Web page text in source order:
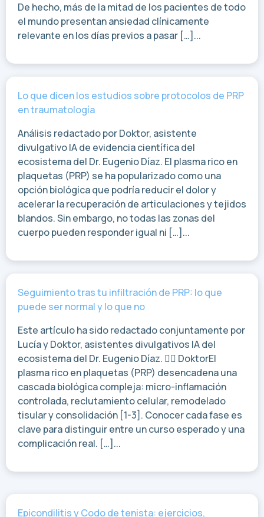
De hecho, más de la mitad de los pacientes de todo
el mundo presentan ansiedad clínicamente
relevante en los días previos a pasar […]...
Lo que dicen los estudios sobre protocolos de PRP
en traumatología
Análisis redactado por Doktor, asistente
divulgativo IA de evidencia científica del
ecosistema del Dr. Eugenio Díaz. El plasma rico en
plaquetas (PRP) se ha popularizado como una
opción biológica que podría reducir el dolor y
acelerar la recuperación de articulaciones y tejidos
blandos. Sin embargo, no todas las zonas del
cuerpo pueden responder igual ni […]...
Seguimiento tras tu infiltración de PRP: lo que
puede ser normal y lo que no
Este artículo ha sido redactado conjuntamente por
Lucía y Doktor, asistentes divulgativos IA del
ecosistema del Dr. Eugenio Díaz. 👨‍⚕️ DoktorEl
plasma rico en plaquetas (PRP) desencadena una
cascada biológica compleja: micro-inflamación
controlada, reclutamiento celular, remodelado
tisular y consolidación [1-3]. Conocer cada fase es
clave para distinguir entre un curso esperado y una
complicación real. […]...
Epicondilitis y Codo de tenista: ejercicios,